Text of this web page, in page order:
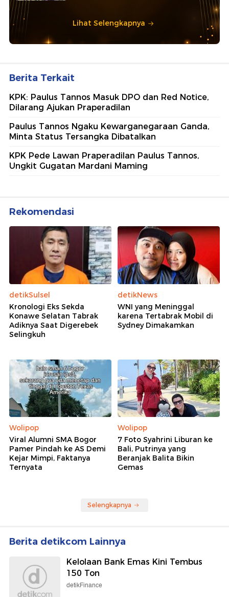
Lihat Selengkapnya
Berita Terkait
KPK: Paulus Tannos Masuk DPO dan Red Notice,
Dilarang Ajukan Praperadilan
Paulus Tannos Ngaku Kewarganegaraan Ganda,
Minta Status Tersangka Dibatalkan
KPK Pede Lawan Praperadilan Paulus Tannos,
Ungkit Gugatan Mardani Maming
Rekomendasi
detikSulsel
Kronologi Eks Sekda
Konawe Selatan Tabrak
Adiknya Saat Digerebek
Selingkuh
detikNews
WNI yang Meninggal
karena Tertabrak Mobil di
Sydney Dimakamkan
Wolipop
Viral Alumni SMA Bogor
Pamer Pindah ke AS Demi
Kejar Mimpi, Faktanya
Ternyata
Wolipop
7 Foto Syahrini Liburan ke
Bali, Putrinya yang
Beranjak Balita Bikin
Gemas
Selengkapnya
Berita detikcom Lainnya
Kelolaan Bank Emas Kini Tembus
150 Ton
detikFinance